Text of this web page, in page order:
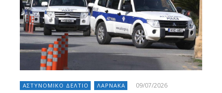
ΑΣΤΥΝΟΜΙΚΟ ΔΕΛΤΙΟ ΛΑΡΝΑΚΑ 09/07/2026